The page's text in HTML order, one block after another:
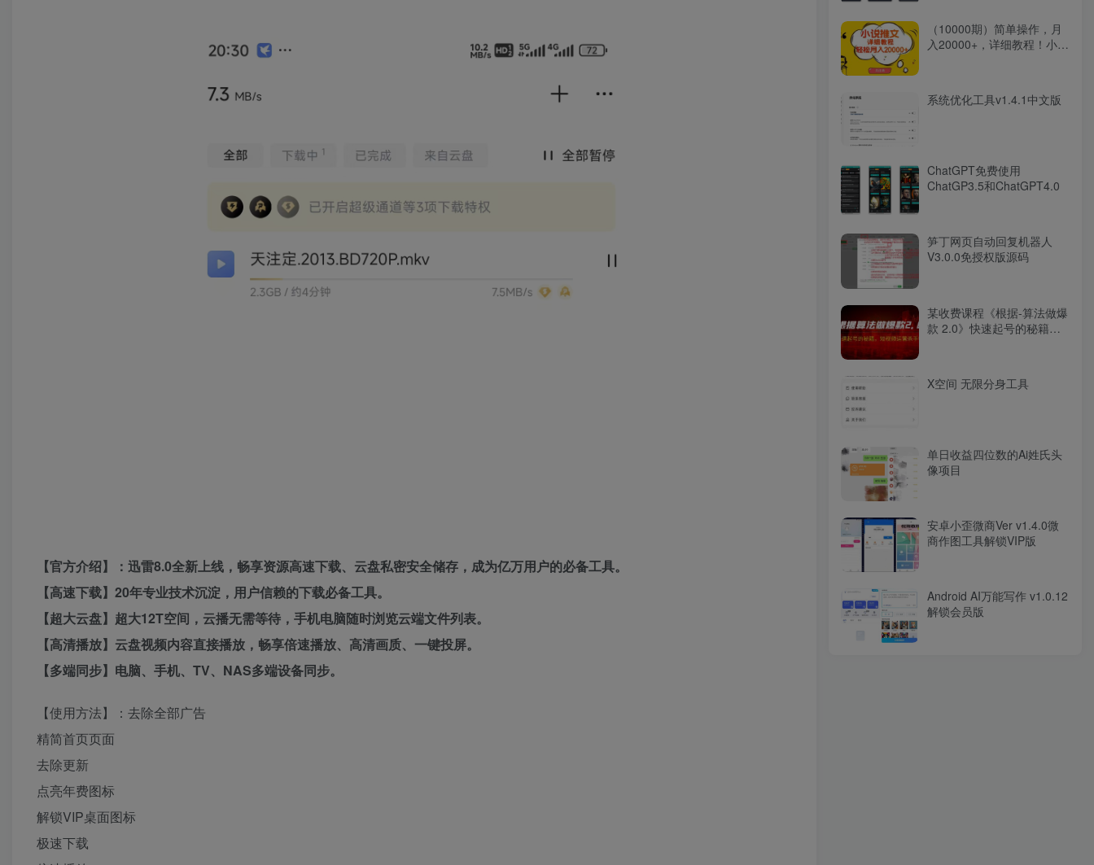
【官方介绍】：迅雷8.0全新上线，畅享资源高速下载、云盘私密安全储存，成为亿万用户的必备工具。
【高速下载】20年专业技术沉淀，用户信赖的下载必备工具。
【超大云盘】超大12T空间，云播无需等待，手机电脑随时浏览云端文件列表。
【高清播放】云盘视频内容直接播放，畅享倍速播放、高清画质、一键投屏。
【多端同步】电脑、手机、TV、NAS多端设备同步。
【使用方法】：去除全部广告
精简首页页面
去除更新
点亮年费图标
解锁VIP桌面图标
极速下载
（10000期）简单操作，月
入20000+，详细教程！小说
系统优化工具v1.4.1中文版
ChatGPT免费使用
ChatGP3.5和ChatGPT4.0
笋丁网页自动回复机器人
V3.0.0免授权版源码
某收费课程《根据-算法做爆
款 2.0》快速起号的秘籍，
X空间 无限分身工具
单日收益四位数的Ai姓氏头
像项目
安卓小歪微商Ver v1.4.0微
商作图工具解锁VIP版
Android AI万能写作 v1.0.12
解锁会员版